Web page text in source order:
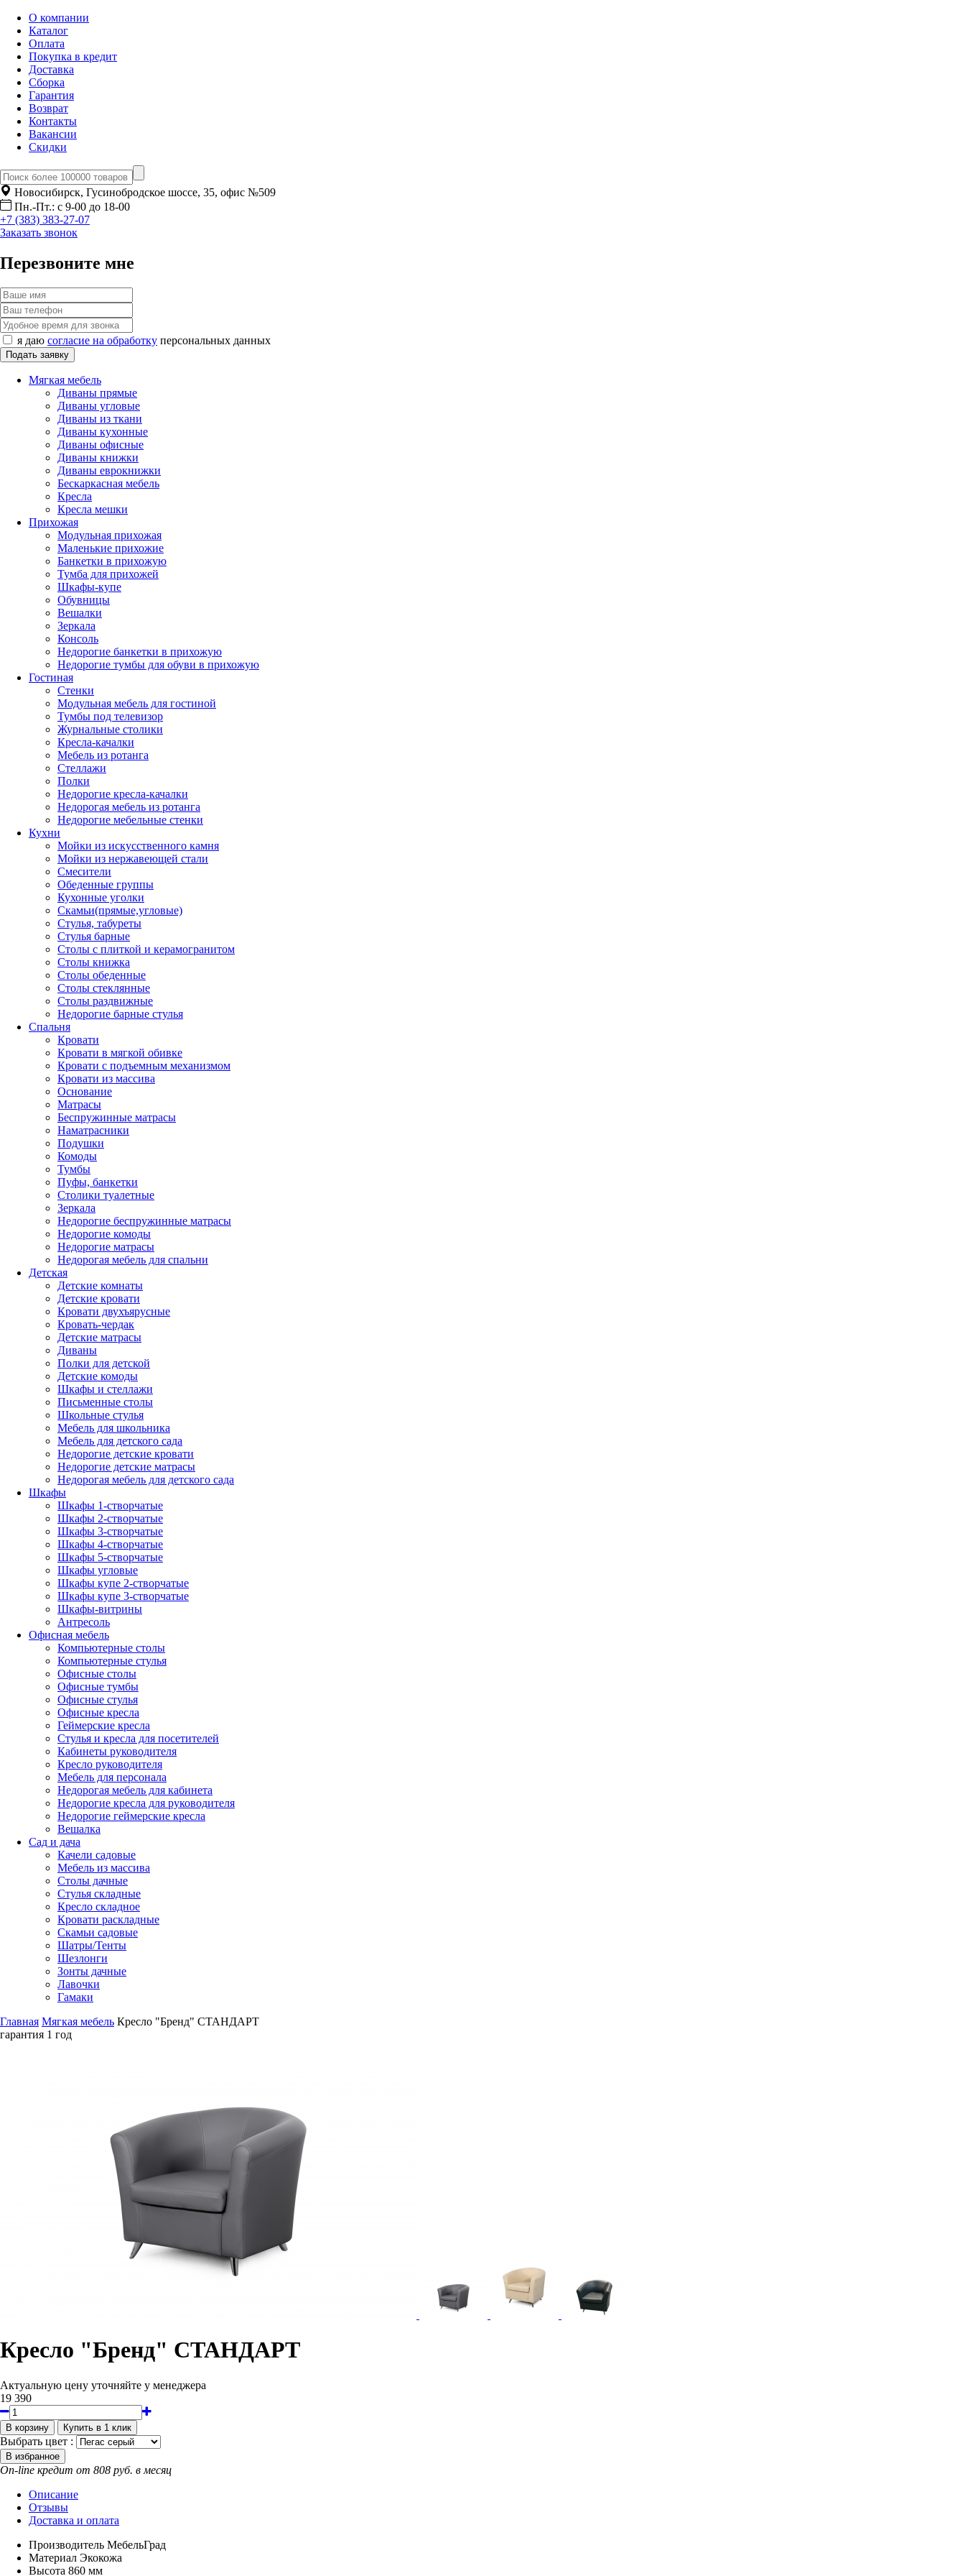
О компании
Каталог
Оплата
Покупка в кредит
Доставка
Сборка
Гарантия
Возврат
Контакты
Вакансии
Скидки
Новосибирск, Гусинобродское шоссе, 35, офис №509
Пн.-Пт.: с 9-00 до 18-00
+7 (383) 383-27-07
Заказать звонок
Перезвоните мне
я даю согласие на обработку персональных данных
Мягкая мебель
Диваны прямые
Диваны угловые
Диваны из ткани
Диваны кухонные
Диваны офисные
Диваны книжки
Диваны еврокнижки
Бескаркасная мебель
Кресла
Кресла мешки
Прихожая
Модульная прихожая
Маленькие прихожие
Банкетки в прихожую
Тумба для прихожей
Шкафы-купе
Обувницы
Вешалки
Зеркала
Консоль
Недорогие банкетки в прихожую
Недорогие тумбы для обуви в прихожую
Гостиная
Стенки
Модульная мебель для гостиной
Тумбы под телевизор
Журнальные столики
Кресла-качалки
Мебель из ротанга
Стеллажи
Полки
Недорогие кресла-качалки
Недорогая мебель из ротанга
Недорогие мебельные стенки
Кухни
Мойки из искусственного камня
Мойки из нержавеющей стали
Смесители
Обеденные группы
Кухонные уголки
Скамьи(прямые,угловые)
Стулья, табуреты
Стулья барные
Столы с плиткой и керамогранитом
Столы книжка
Столы обеденные
Столы стеклянные
Столы раздвижные
Недорогие барные стулья
Спальня
Кровати
Кровати в мягкой обивке
Кровати с подъемным механизмом
Кровати из массива
Основание
Матрасы
Беспружинные матрасы
Наматрасники
Подушки
Комоды
Тумбы
Пуфы, банкетки
Столики туалетные
Зеркала
Недорогие беспружинные матрасы
Недорогие комоды
Недорогие матрасы
Недорогая мебель для спальни
Детская
Детские комнаты
Детские кровати
Кровати двухъярусные
Кровать-чердак
Детские матрасы
Диваны
Полки для детской
Детские комоды
Шкафы и стеллажи
Письменные столы
Школьные стулья
Мебель для школьника
Мебель для детского сада
Недорогие детские кровати
Недорогие детские матрасы
Недорогая мебель для детского сада
Шкафы
Шкафы 1-створчатые
Шкафы 2-створчатые
Шкафы 3-створчатые
Шкафы 4-створчатые
Шкафы 5-створчатые
Шкафы угловые
Шкафы купе 2-створчатые
Шкафы купе 3-створчатые
Шкафы-витрины
Антресоль
Офисная мебель
Компьютерные столы
Компьютерные стулья
Офисные столы
Офисные тумбы
Офисные стулья
Офисные кресла
Геймерские кресла
Стулья и кресла для посетителей
Кабинеты руководителя
Кресло руководителя
Мебель для персонала
Недорогая мебель для кабинета
Недорогие кресла для руководителя
Недорогие геймерские кресла
Вешалка
Сад и дача
Качели садовые
Мебель из массива
Столы дачные
Стулья складные
Кресло складное
Кровати раскладные
Скамьи садовые
Шатры/Тенты
Шезлонги
Зонты дачные
Лавочки
Гамаки
Главная Мягкая мебель Кресло "Бренд" СТАНДАРТ
гарантия 1 год
Кресло "Бренд" СТАНДАРТ
Актуальную цену уточняйте у менеджера
19 390
Выбрать цвет :
On-line кредит от 808 руб. в месяц
Описание
Отзывы
Доставка и оплата
Производитель МебельГрад
Материал Экокожа
Высота 860 мм